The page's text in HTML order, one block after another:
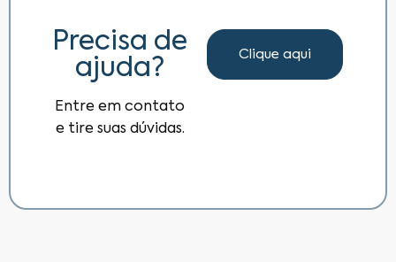
Precisa de
ajuda?
Entre em contato
e tire suas dúvidas.
Clique aqui